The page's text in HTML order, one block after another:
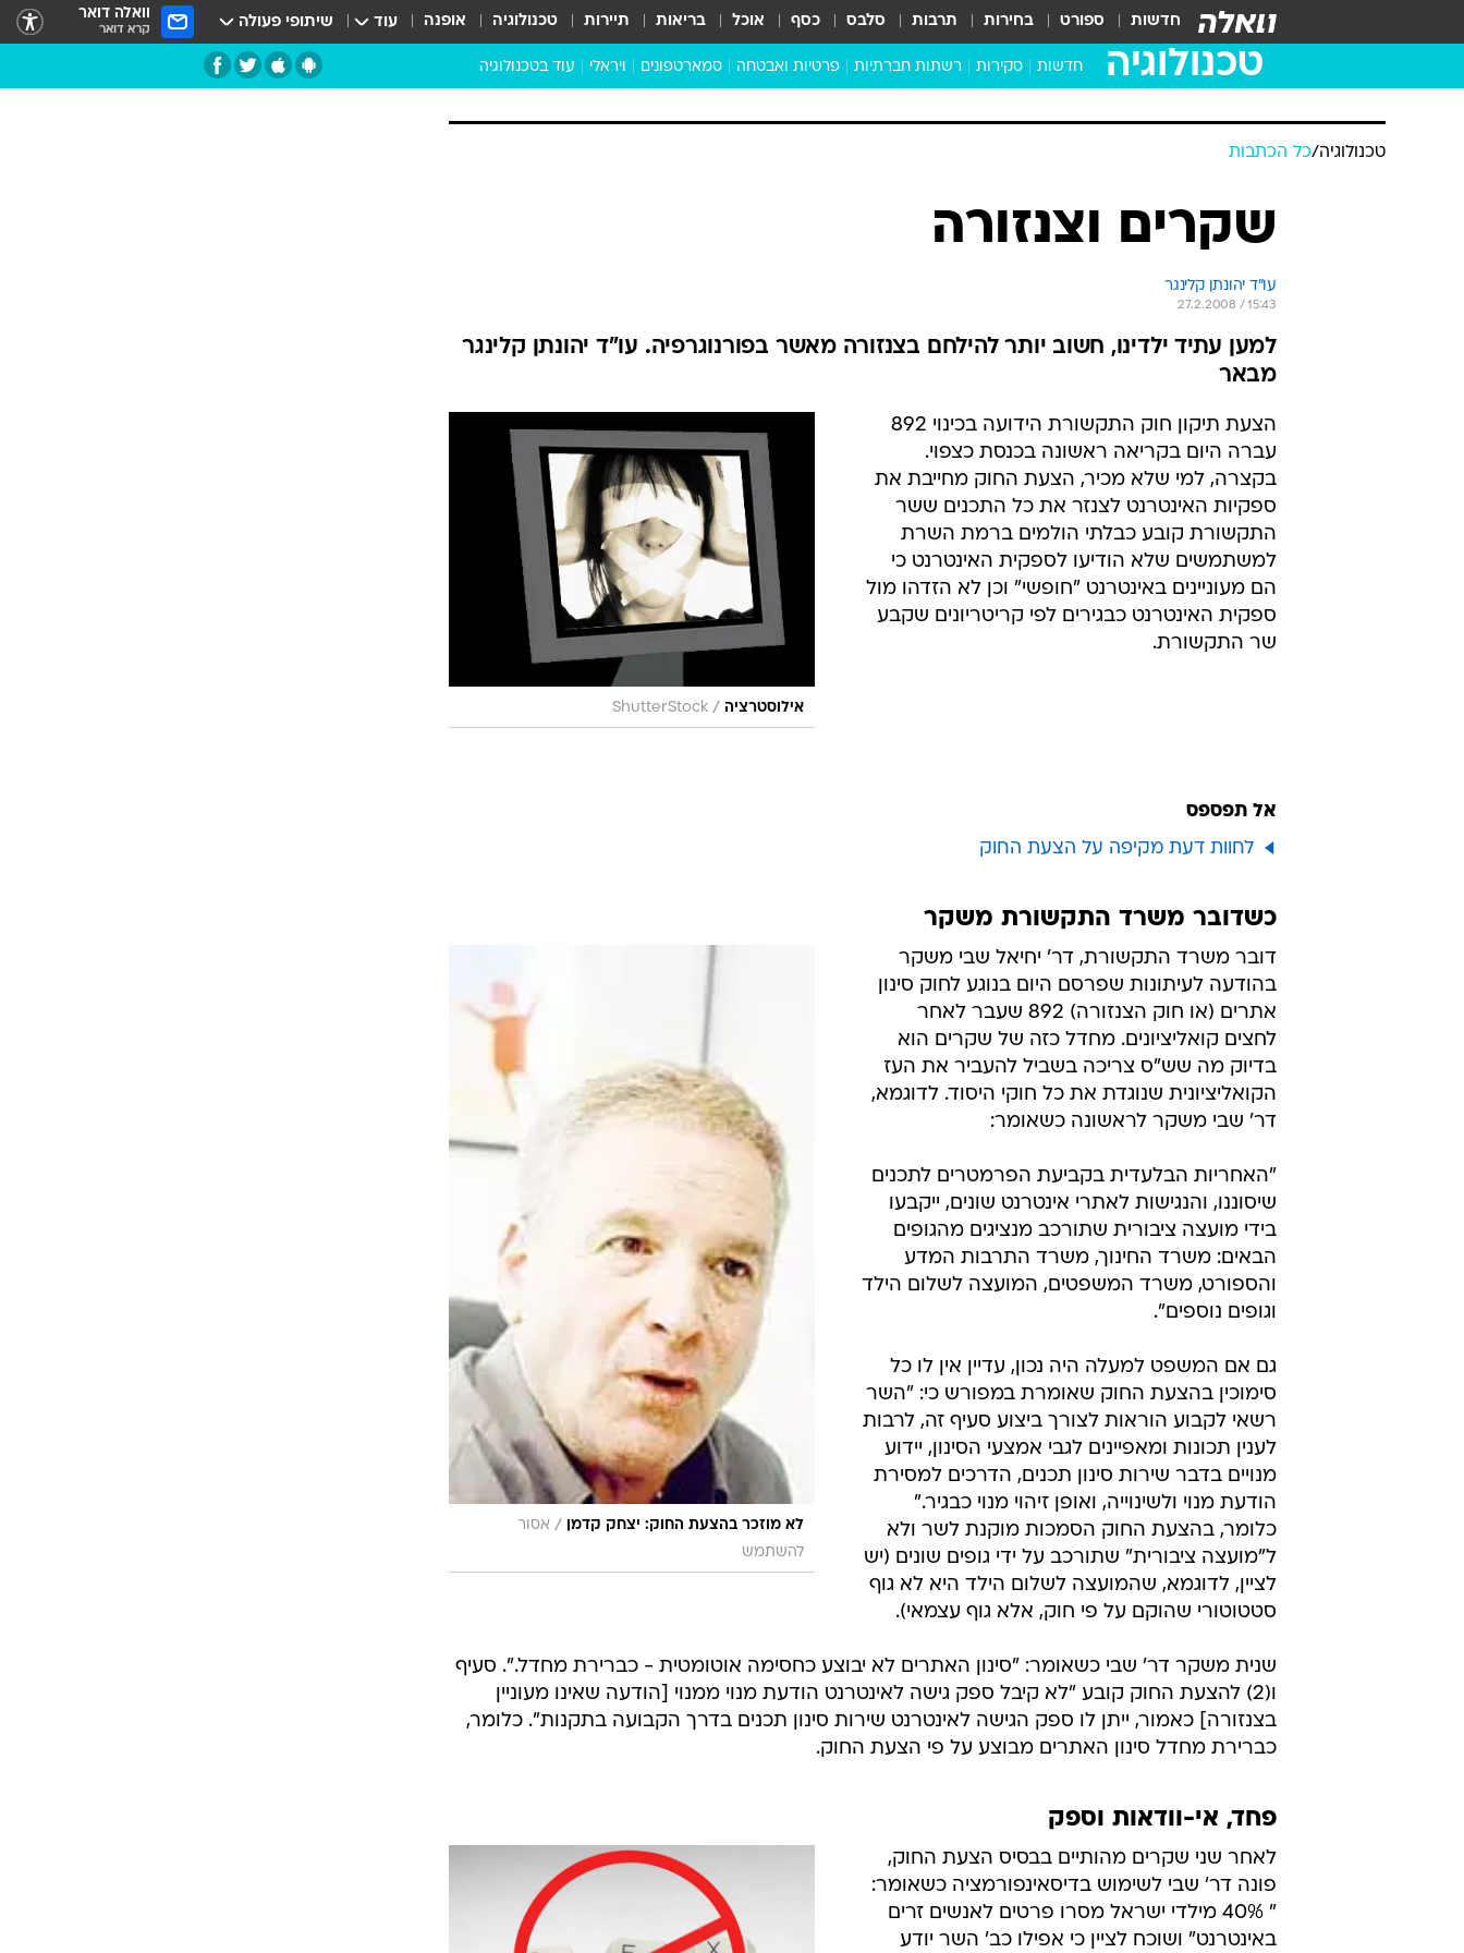
חדשות ספורט בחירות תרבות סלבס כסף אוכל בריאות תיירות טכנולוגיה אופנה עוד שיתופי פעולה וואלה דואר
קרא דואר
טכנולוגיה חדשות סקירות רשתות חברתיות פרטיות ואבטחה סמארטפונים ויראלי עוד בטכנולוגיה
טכנולוגיה/כל הכתבות
שקרים וצנזורה
עו"ד יהונתן קלינגר
27.2.2008 / 15:43
למען עתיד ילדינו, חשוב יותר להילחם בצנזורה מאשר בפורנוגרפיה. עו"ד יהונתן קלינגר
מבאר
אילוסטרציה /
ShutterStock
הצעת תיקון חוק התקשורת הידועה בכינוי 892
עברה היום בקריאה ראשונה בכנסת כצפוי.
בקצרה, למי שלא מכיר, הצעת החוק מחייבת את
ספקיות האינטרנט לצנזר את כל התכנים ששר
התקשורת קובע כבלתי הולמים ברמת השרת
למשתמשים שלא הודיעו לספקית האינטרנט כי
הם מעוניינים באינטרנט "חופשי" וכן לא הזדהו מול
ספקית האינטרנט כבגירים לפי קריטריונים שקבע
שר התקשורת.
אל תפספס
לחוות דעת מקיפה על הצעת החוק
כשדובר משרד התקשורת משקר
לא מוזכר בהצעת החוק: יצחק קדמן / אסור
להשתמש
דובר משרד התקשורת, דר' יחיאל שבי משקר
בהודעה לעיתונות שפרסם היום בנוגע לחוק סינון
אתרים (או חוק הצנזורה) 892 שעבר לאחר
לחצים קואליציונים. מחדל כזה של שקרים הוא
בדיוק מה שש"ס צריכה בשביל להעביר את העז
הקואליציונית שנוגדת את כל חוקי היסוד. לדוגמא,
דר' שבי משקר לראשונה כשאומר:
"האחריות הבלעדית בקביעת הפרמטרים לתכנים
שיסוננו, והנגישות לאתרי אינטרנט שונים, ייקבעו
בידי מועצה ציבורית שתורכב מנציגים מהגופים
הבאים: משרד החינוך, משרד התרבות המדע
והספורט, משרד המשפטים, המועצה לשלום הילד
וגופים נוספים".
גם אם המשפט למעלה היה נכון, עדיין אין לו כל
סימוכין בהצעת החוק שאומרת במפורש כי: "השר
רשאי לקבוע הוראות לצורך ביצוע סעיף זה, לרבות
לענין תכונות ומאפיינים לגבי אמצעי הסינון, יידוע
מנויים בדבר שירות סינון תכנים, הדרכים למסירת
הודעת מנוי ולשינוייה, ואופן זיהוי מנוי כבגיר."
כלומר, בהצעת החוק הסמכות מוקנת לשר ולא
ל"מועצה ציבורית" שתורכב על ידי גופים שונים (יש
לציין, לדוגמא, שהמועצה לשלום הילד היא לא גוף
סטטוטורי שהוקם על פי חוק, אלא גוף עצמאי).
שנית משקר דר' שבי כשאומר: "סינון האתרים לא יבוצע כחסימה אוטומטית - כברירת מחדל.". סעיף
ו(2) להצעת החוק קובע "לא קיבל ספק גישה לאינטרנט הודעת מנוי ממנוי [הודעה שאינו מעוניין
בצנזורה] כאמור, ייתן לו ספק הגישה לאינטרנט שירות סינון תכנים בדרך הקבועה בתקנות". כלומר,
כברירת מחדל סינון האתרים מבוצע על פי הצעת החוק.
פחד, אי-וודאות וספק
לאחר שני שקרים מהותיים בבסיס הצעת החוק,
פונה דר' שבי לשימוש בדיסאינפורמציה כשאומר:
" 40% מילדי ישראל מסרו פרטים לאנשים זרים
באינטרנט" ושוכח לציין כי אפילו כב' השר יודע